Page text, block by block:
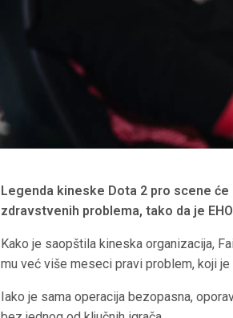
Legenda kineske Dota 2 pro scene
zdravstvenih problema, tako da je
Kako je saopštila kineska organizacija,
mu već više meseci pravi problem, koji
Iako je sama operacija bezopasna,